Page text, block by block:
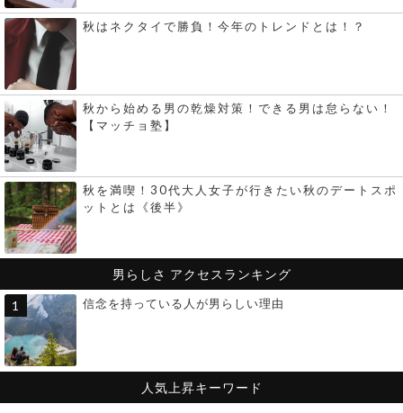
秋はネクタイで勝負！今年のトレンドとは！？
秋から始める男の乾燥対策！できる男は怠らない！
【マッチョ塾】
秋を満喫！30代大人女子が行きたい秋のデートスポ
ットとは《後半》
男らしさ アクセスランキング
信念を持っている人が男らしい理由
人気上昇キーワード